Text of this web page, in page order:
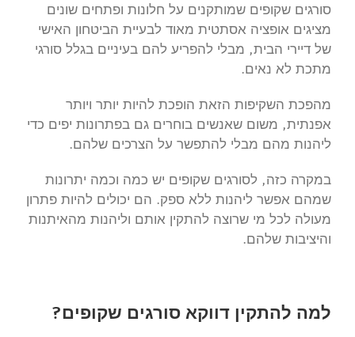
סורגים שקופים שמותקנים על חלונות ופתחים שונים
מציגים אופציה אסתטית מאוד לבעיית הביטחון האישי
של דיירי הבית, מבלי להפריע להם בעיניים בגלל סורגי
מתכת לא נאים.
מהפכת השקיפות הזאת הופכת להיות יותר ויותר
אפנתית, משום שאנשים בוחרים גם בפתרונות יפים כדי
ליהנות מהם מבלי להתפשר על הצרכים שלהם.
במקרה כזה, לסורגים שקופים יש כמה וכמה יתרונות
שמהם אפשר ליהנות ללא ספק. הם יכולים להיות פתרון
מעולה לכל מי שרוצה להתקין אותם וליהנות מהאיתנות
והיציבות שלהם.
למה להתקין דווקא סורגים שקופים?